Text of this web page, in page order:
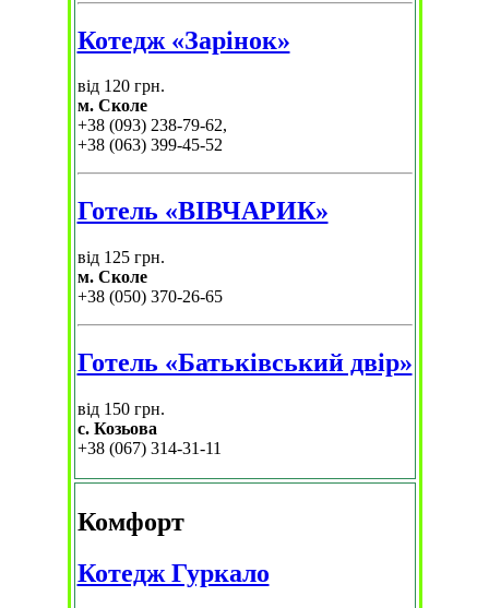
Котедж «Зарінок»
від 120 грн.
м. Сколе
+38 (093) 238-79-62,
+38 (063) 399-45-52
Готель «ВІВЧАРИК»
від 125 грн.
м. Сколе
+38 (050) 370-26-65
Готель «Батьківський двір»
від 150 грн.
с. Козьова
+38 (067) 314-31-11
Комфорт
Котедж Гуркало